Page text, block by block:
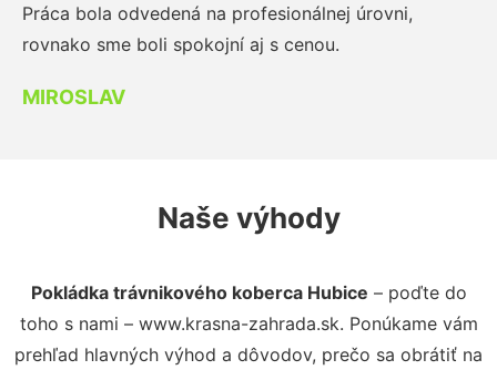
Práca bola odvedená na profesionálnej úrovni,
rovnako sme boli spokojní aj s cenou.
MIROSLAV
Naše výhody
Pokládka trávnikového koberca Hubice – poďte do
toho s nami – www.krasna-zahrada.sk. Ponúkame vám
prehľad hlavných výhod a dôvodov, prečo sa obrátiť na